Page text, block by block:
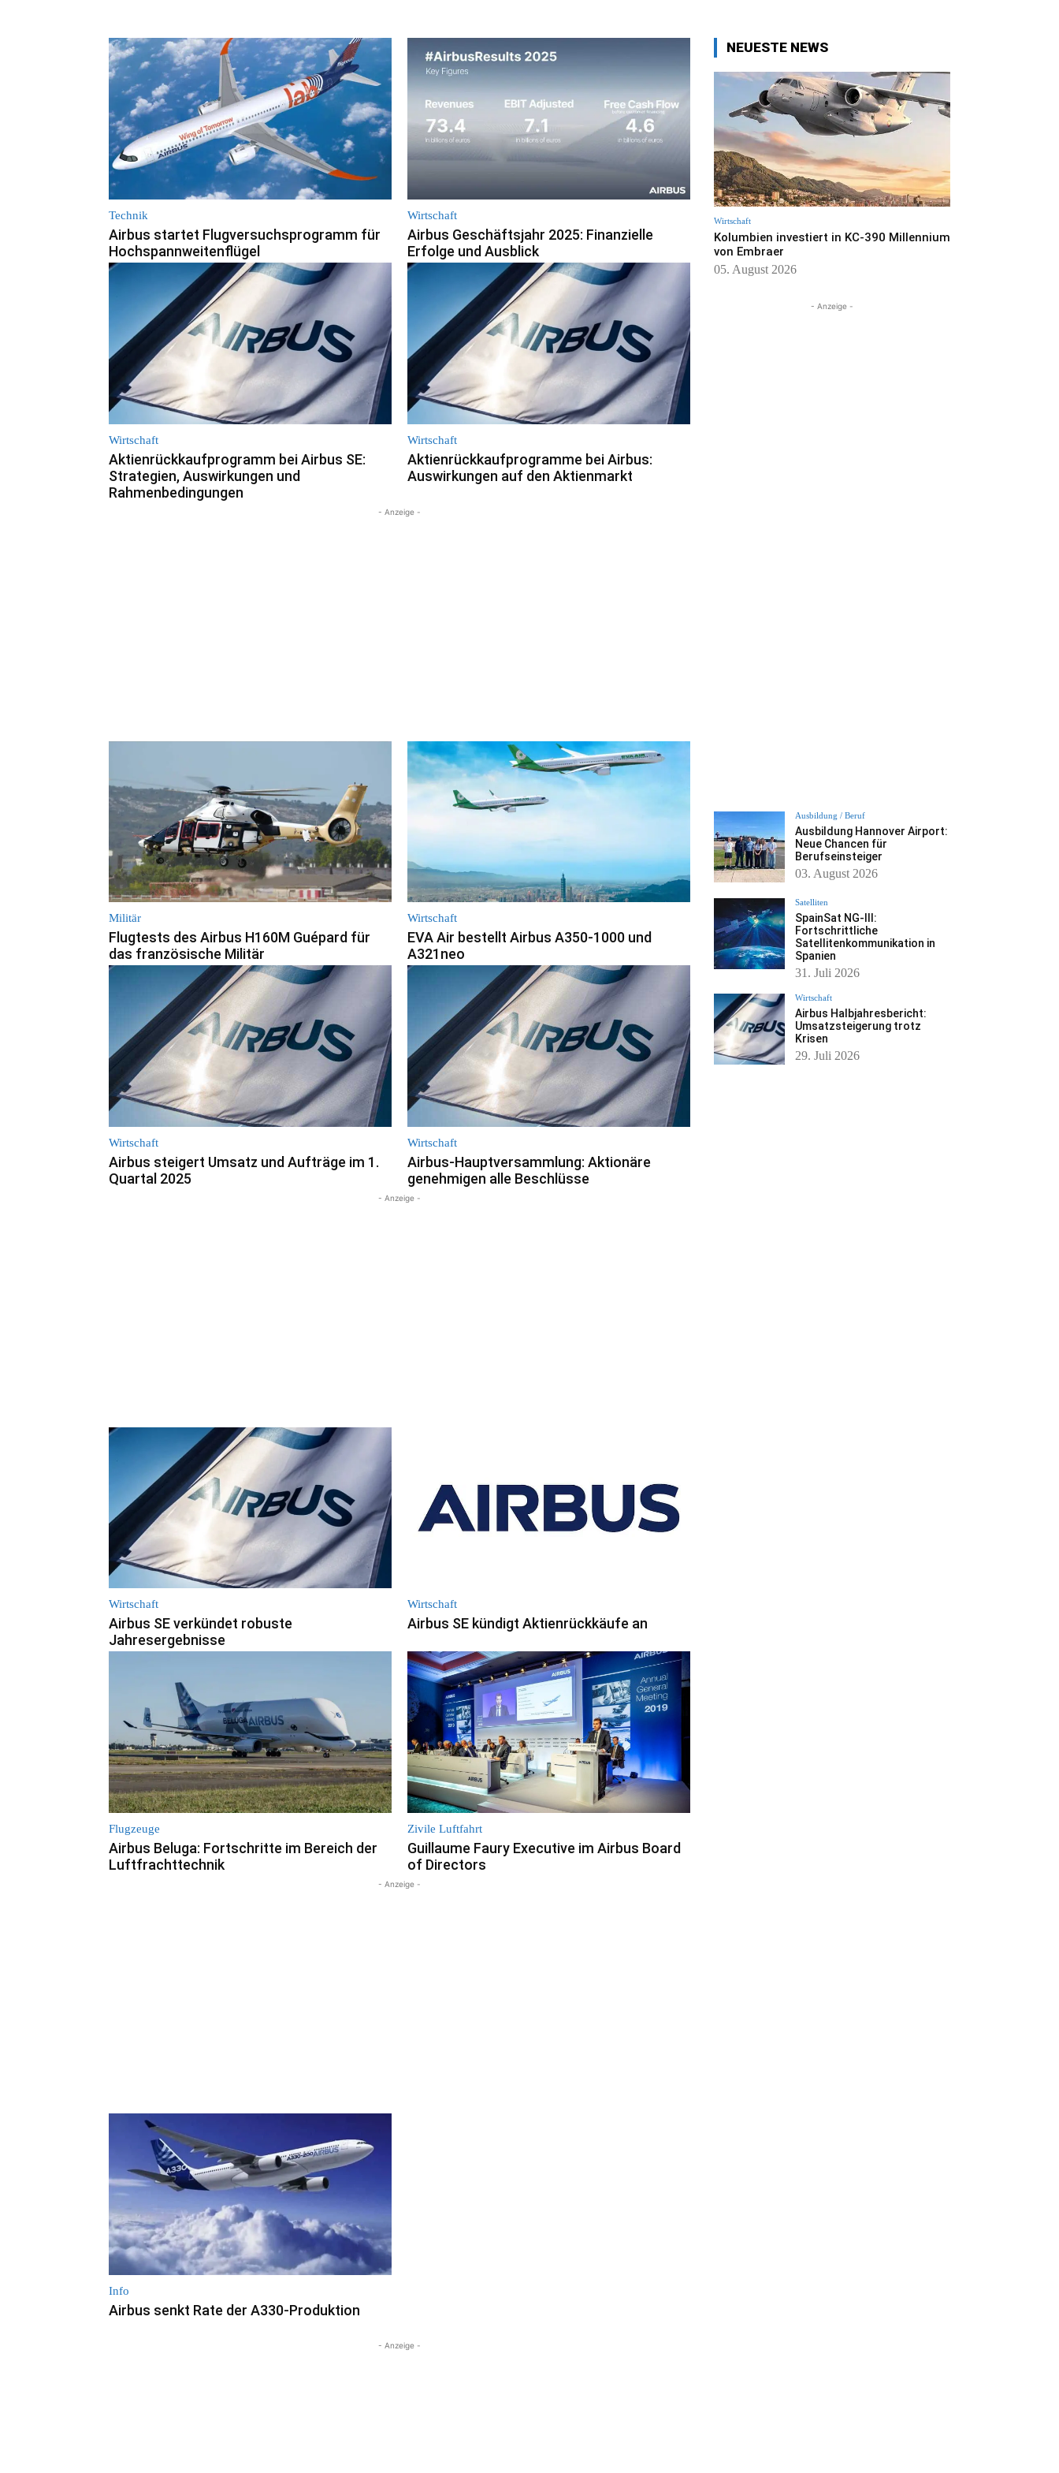
Technik
Airbus startet Flugversuchsprogramm für
Hochspannweitenflügel
Wirtschaft
Airbus Geschäftsjahr 2025: Finanzielle
Erfolge und Ausblick
Wirtschaft
Aktienrückkaufprogramm bei Airbus SE:
Strategien, Auswirkungen und
Rahmenbedingungen
Wirtschaft
Aktienrückkaufprogramme bei Airbus:
Auswirkungen auf den Aktienmarkt
- Anzeige -
Militär
Flugtests des Airbus H160M Guépard für
das französische Militär
Wirtschaft
EVA Air bestellt Airbus A350-1000 und
A321neo
Wirtschaft
Airbus steigert Umsatz und Aufträge im 1.
Quartal 2025
Wirtschaft
Airbus-Hauptversammlung: Aktionäre
genehmigen alle Beschlüsse
- Anzeige -
Wirtschaft
Airbus SE verkündet robuste
Jahresergebnisse
Wirtschaft
Airbus SE kündigt Aktienrückkäufe an
Flugzeuge
Airbus Beluga: Fortschritte im Bereich der
Luftfrachttechnik
Zivile Luftfahrt
Guillaume Faury Executive im Airbus Board
of Directors
- Anzeige -
Info
Airbus senkt Rate der A330-Produktion
- Anzeige -
NEUESTE NEWS
Wirtschaft
Kolumbien investiert in KC-390 Millennium
von Embraer
05. August 2026
- Anzeige -
Ausbildung / Beruf
Ausbildung Hannover Airport:
Neue Chancen für
Berufseinsteiger
03. August 2026
Satelliten
SpainSat NG-III:
Fortschrittliche
Satellitenkommunikation in
Spanien
31. Juli 2026
Wirtschaft
Airbus Halbjahresbericht:
Umsatzsteigerung trotz
Krisen
29. Juli 2026